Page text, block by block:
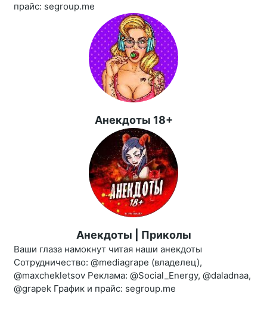
прайс: segroup.me
Анекдоты 18+
Анекдоты | Приколы
Ваши глаза намокнут читая наши анекдоты
Сотрудничество: @mediagrape (владелец),
@maxchekletsov Реклама: @Social_Energy, @daladnaa,
@grapek График и прайс: segroup.me